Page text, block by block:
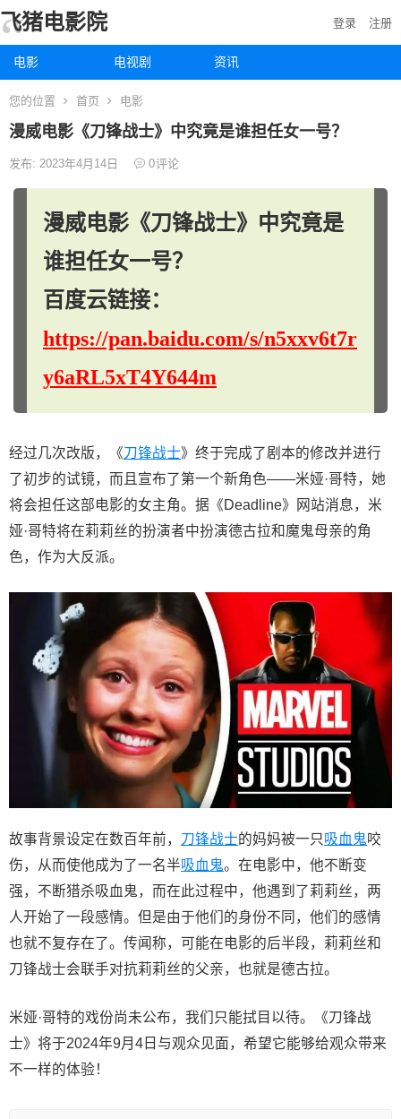
飞猪电影院
电影 电视剧 资讯
登录 注册
您的位置 首页 电影
漫威电影《刀锋战士》中究竟是谁担任女一号？
发布: 2023年4月14日 0评论
漫威电影《刀锋战士》中究竟是
谁担任女一号？
百度云链接：
https://pan.baidu.com/s/n5xxv6t7r
y6aRL5xT4Y644m
经过几次改版，《刀锋战士》终于完成了剧本的修改并进行
了初步的试镜，而且宣布了第一个新角色——米娅·哥特，她
将会担任这部电影的女主角。据《Deadline》网站消息，米
娅·哥特将在莉莉丝的扮演者中扮演德古拉和魔鬼母亲的角
色，作为大反派。
故事背景设定在数百年前， 刀锋战士的妈妈被一只吸血鬼咬
伤，从而使他成为了一名半吸血鬼。在电影中，他不断变
强，不断猎杀吸血鬼，而在此过程中，他遇到了莉莉丝，两
人开始了一段感情。但是由于他们的身份不同，他们的感情
也就不复存在了。传闻称，可能在电影的后半段，莉莉丝和
刀锋战士会联手对抗莉莉丝的父亲，也就是德古拉。
米娅·哥特的戏份尚未公布，我们只能拭目以待。《刀锋战
士》将于2024年9月4日与观众见面，希望它能够给观众带来
不一样的体验！